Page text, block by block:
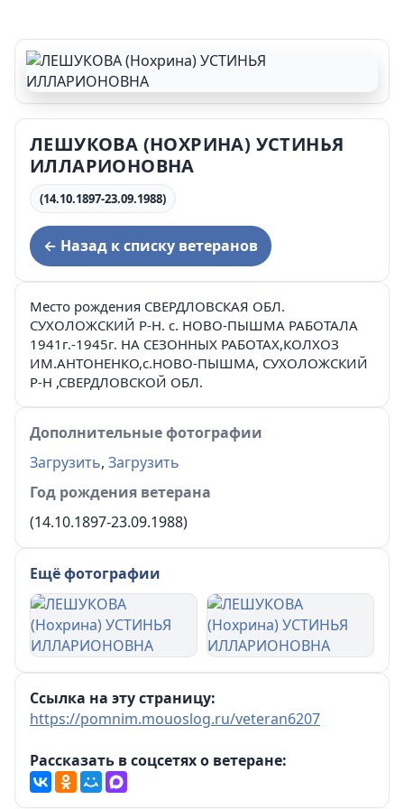
ЛЕШУКОВА (НОХРИНА) УСТИНЬЯ
ИЛЛАРИОНОВНА
(14.10.1897-23.09.1988)
← Назад к списку ветеранов
Место рождения СВЕРДЛОВСКАЯ ОБЛ.
СУХОЛОЖСКИЙ Р-Н. с. НОВО-ПЫШМА РАБОТАЛА
1941г.-1945г. НА СЕЗОННЫХ РАБОТАХ,КОЛХОЗ
ИМ.АНТОНЕНКО,с.НОВО-ПЫШМА, СУХОЛОЖСКИЙ
Р-Н ,СВЕРДЛОВСКОЙ ОБЛ.
Дополнительные фотографии
Загрузить, Загрузить
Год рождения ветерана
(14.10.1897-23.09.1988)
Ещё фотографии
Ссылка на эту страницу:
https://pomnim.mouoslog.ru/veteran6207
Рассказать в соцсетях о ветеране: